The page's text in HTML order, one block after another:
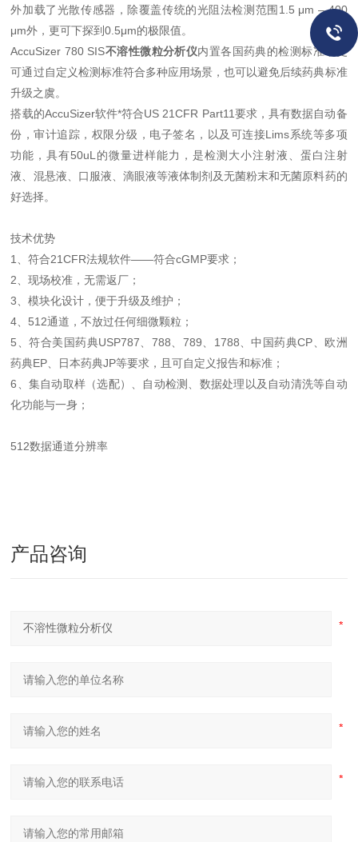
外加载了光散传感器，除覆盖传统的光阻法检测范围1.5 μm – 400
μm外，更可下探到0.5μm的极限值。
AccuSizer 780 SIS不溶性微粒分析仪内置各国药典的检测标准，更
可通过自定义检测标准符合多种应用场景，也可以避免后续药典标准
升级之虞。
搭载的AccuSizer软件*符合US 21CFR Part11要求，具有数据自动备
份，审计追踪，权限分级，电子签名，以及可连接Lims系统等多项
功能，具有50uL的微量进样能力，是检测大小注射液、蛋白注射
液、混悬液、口服液、滴眼液等液体制剂及无菌粉末和无菌原料药的
好选择。
技术优势
1、符合21CFR法规软件——符合cGMP要求；
2、现场校准，无需返厂；
3、模块化设计，便于升级及维护；
4、512通道，不放过任何细微颗粒；
5、符合美国药典USP787、788、789、1788、中国药典CP、欧洲
药典EP、日本药典JP等要求，且可自定义报告和标准；
6、集自动取样（选配）、自动检测、数据处理以及自动清洗等自动
化功能与一身；
512数据通道分辨率
产品咨询